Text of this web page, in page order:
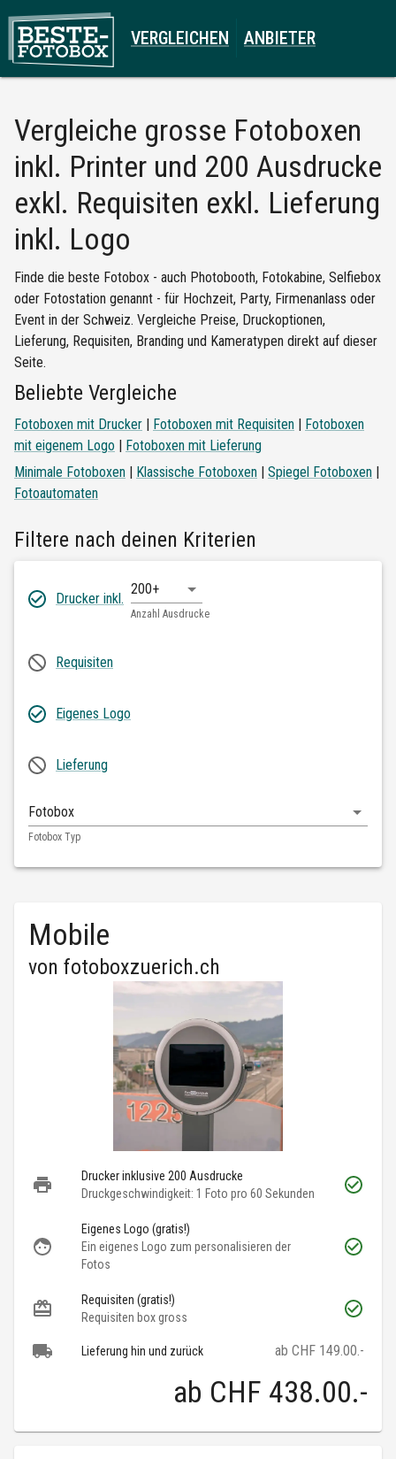
VERGLEICHEN ANBIETER
Vergleiche grosse Fotoboxen
inkl. Printer und 200 Ausdrucke
exkl. Requisiten exkl. Lieferung
inkl. Logo
Finde die beste Fotobox - auch Photobooth, Fotokabine, Selfiebox
oder Fotostation genannt - für Hochzeit, Party, Firmenanlass oder
Event in der Schweiz. Vergleiche Preise, Druckoptionen,
Lieferung, Requisiten, Branding und Kameratypen direkt auf dieser
Seite.
Beliebte Vergleiche
Fotoboxen mit Drucker Fotoboxen mit Requisiten
Fotoboxen
mit eigenem Logo
Fotoboxen mit Lieferung
Minimale Fotoboxen | Klassische Fotoboxen | Spiegel Fotoboxen |
Fotoautomaten
Filtere nach deinen Kriterien
Drucker inkl.
200+
Anzahl Ausdrucke
Requisiten
Eigenes Logo
Lieferung
Fotobox
Fotobox Typ
Mobile
von fotoboxzuerich.ch
Drucker inklusive 200 Ausdrucke
Druckgeschwindigkeit: 1 Foto pro 60 Sekunden
Eigenes Logo (gratis!)
Ein eigenes Logo zum personalisieren der
Fotos
Requisiten (gratis!)
Requisiten box gross
Lieferung hin und zurück ab CHF 149.00.-
ab CHF 438.00.-